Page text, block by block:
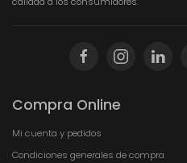
Compra Online
Mi cuenta y pedidos
Condiciones generales de compra